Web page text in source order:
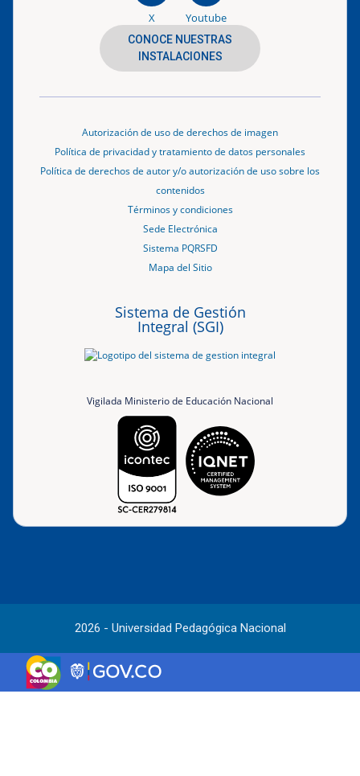
X Youtube
CONOCE NUESTRAS
INSTALACIONES
Autorización de uso de derechos de imagen
Política de privacidad y tratamiento de datos personales
Política de derechos de autor y/o autorización de uso sobre los
contenidos
Términos y condiciones
Sede Electrónica
Sistema PQRSFD
Mapa del Sitio
Sistema de Gestión
Integral (SGI)
Vigilada Ministerio de Educación Nacional
2026 - Universidad Pedagógica Nacional